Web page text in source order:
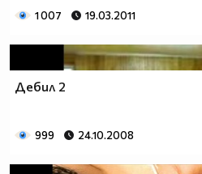
1 007 19.03.2011
Дебил 2
999 24.10.2008